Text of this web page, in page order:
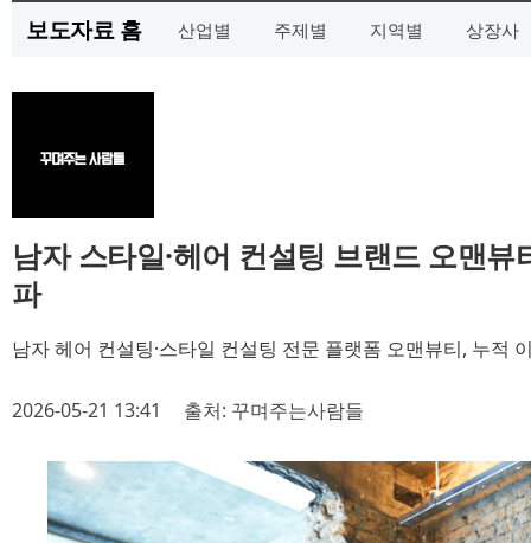
보도자료 홈 산업별 주제별 지역별 상장사
남자 스타일·헤어 컨설팅 브랜드 오맨
파
남자 헤어 컨설팅·스타일 컨설팅 전문 플랫폼 오맨뷰티, 누적
2026-05-21 13:41 출처: 꾸며주는사람들